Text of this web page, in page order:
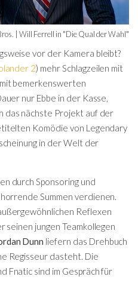
| Will Ferrell in "Die Qual der Wahl"
vor der Kamera bleibt?
2) mehr Schlagzeilen mit
bemerkenswerten
nur Ebbe in der Kasse,
das nächste Projekt auf der
Komödie von Legendary
in der Welt der
durch Sponsoring und
Summen verdienen.
Reflexen
seinen jungen Teamkollegen
Dunn liefern das Drehbuch
Regisseur dasteht. Die
Fnatic sind im Gespräch für